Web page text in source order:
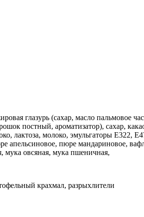
глазурь (сахар, масло пальмовое
постный, ароматизатор), сахар,
лактоза, молоко, эмульгаторы
пюре мандариновое,
мука овсяная, мука пшеничная,
крахмал, разрыхлители